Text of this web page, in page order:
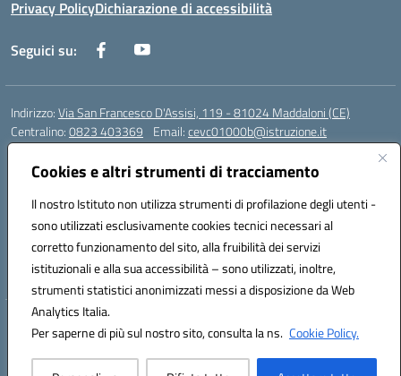
Cookies e altri strumenti di tracciamento
Il nostro Istituto non utilizza strumenti di profilazione degli utenti -
sono utilizzati esclusivamente cookies tecnici necessari al
corretto funzionamento del sito, alla fruibilità dei servizi
istituzionali e alla sua accessibilità – sono utilizzati, inoltre,
strumenti statistici anonimizzati messi a disposizione da Web
Analytics Italia.
Per saperne di più sul nostro sito, consulta la ns. Cookie Policy.
Privacy PolicyDichiarazione di accessibilità
Seguici su:
Indirizzo:Via San Francesco D'Assisi, 119 - 81024 Maddaloni (CE)
Centralino:0823 403369 Email:cevc01000b@istruzione.it
Posta elettronica certificata (PEC):
Codice fiscale: 80004990612 (Convitto) - 93044680614 (Scuole
Annesse)
Codice meccanografico:CEVC01000B
Codice Indice delle Pubbliche Amministrazioni (IPA): istsc_cevc01000b
Codice unico di fatturazione (CUF): ZUT1RT
Hosting & Powered by 3D Solution S.r.l.
Concept & Design by Designers Italia